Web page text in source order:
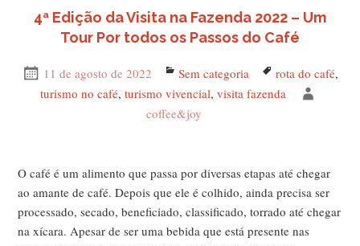
4ª Edição da Visita na Fazenda 2022 – Um
Tour Por todos os Passos do Café
Publicado
em
11 de agosto de 2022 Categorias
Sem categoria Tags
rota do café,
turismo no café, turismo vivencial, visita fazenda
coffee&joy
O café é um alimento que passa por diversas etapas até chegar
ao amante de café. Depois que ele é colhido, ainda precisa ser
processado, secado, beneficiado, classificado, torrado até chegar
na xícara. Apesar de ser uma bebida que está presente nas